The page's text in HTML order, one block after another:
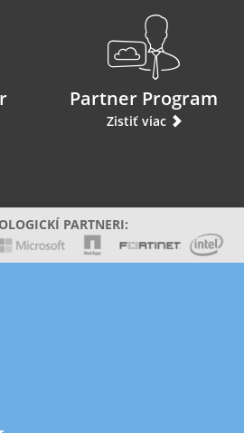
Partner Program
Zistiť viac
PARTNERI: